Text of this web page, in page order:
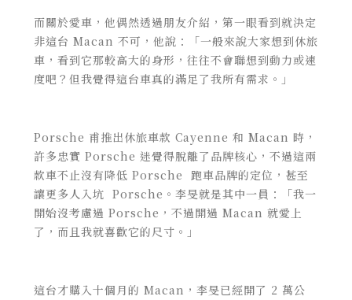
而關於愛車，他偶然透過朋友介紹，第一眼看到就決定
非這台 Macan 不可，他說：「一般來說大家想到休旅
車，看到它那較高大的身形，往往不會聯想到動力或速
度吧？但我覺得這台車真的滿足了我所有需求。」
Porsche 甫推出休旅車款 Cayenne 和 Macan 時，
許多忠實 Porsche 迷覺得脫離了品牌核心，不過這兩
款車不止沒有降低 Porsche 跑車品牌的定位，甚至
讓更多人入坑 Porsche。李旻就是其中一員：「我一
開始沒考慮過 Porsche，不過開過 Macan 就愛上
了，而且我就喜歡它的尺寸。」
這台才購入十個月的 Macan，李旻已經開了 2 萬公